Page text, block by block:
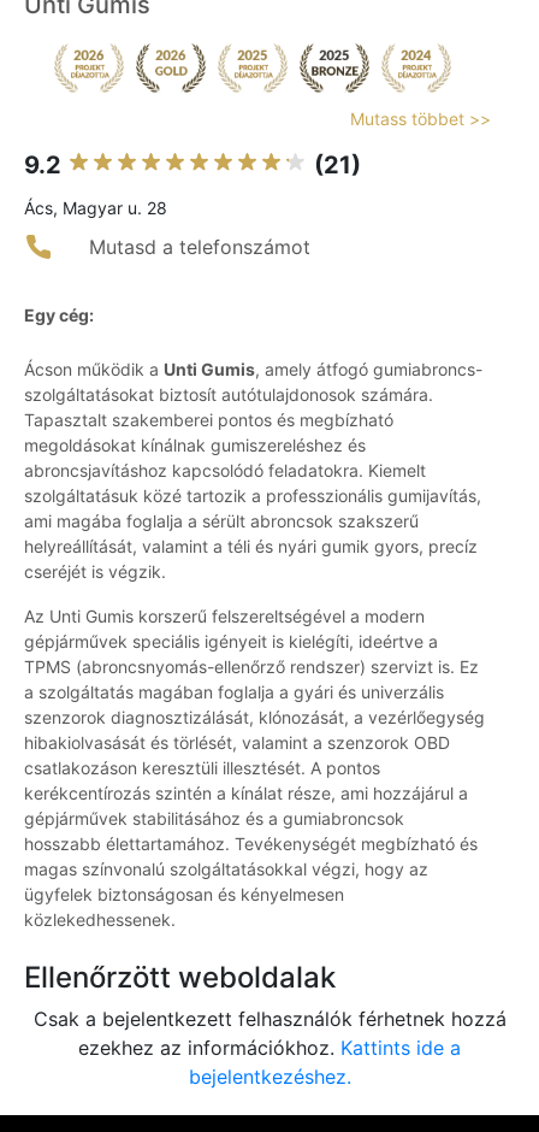
Mutass többet >>
9.2 (21)
Ács, Magyar u. 28
Mutasd a telefonszámot
Egy cég:
Ácson működik a Unti Gumis, amely átfogó gumiabroncs-
szolgáltatásokat biztosít autótulajdonosok számára.
Tapasztalt szakemberei pontos és megbízható
megoldásokat kínálnak gumiszereléshez és
abroncsjavításhoz kapcsolódó feladatokra. Kiemelt
szolgáltatásuk közé tartozik a professzionális gumijavítás,
ami magába foglalja a sérült abroncsok szakszerű
helyreállítását, valamint a téli és nyári gumik gyors, precíz
cseréjét is végzik.
Az Unti Gumis korszerű felszereltségével a modern
gépjárművek speciális igényeit is kielégíti, ideértve a
TPMS (abroncsnyomás-ellenőrző rendszer) szervizt is. Ez
a szolgáltatás magában foglalja a gyári és univerzális
szenzorok diagnosztizálását, klónozását, a vezérlőegység
hibakiolvasását és törlését, valamint a szenzorok OBD
csatlakozáson keresztüli illesztését. A pontos
kerékcentírozás szintén a kínálat része, ami hozzájárul a
gépjárművek stabilitásához és a gumiabroncsok
hosszabb élettartamához. Tevékenységét megbízható és
magas színvonalú szolgáltatásokkal végzi, hogy az
ügyfelek biztonságosan és kényelmesen
közlekedhessenek.
Ellenőrzött weboldalak
Csak a bejelentkezett felhasználók férhetnek hozzá
ezekhez az információkhoz. Kattints ide a
bejelentkezéshez.